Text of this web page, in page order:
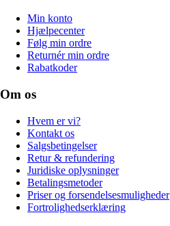
Min konto
Hjælpecenter
Følg min ordre
Returnér min ordre
Rabatkoder
Om os
Hvem er vi?
Kontakt os
Salgsbetingelser
Retur & refundering
Juridiske oplysninger
Betalingsmetoder
Priser og forsendelsesmuligheder
Fortrolighedserklæring